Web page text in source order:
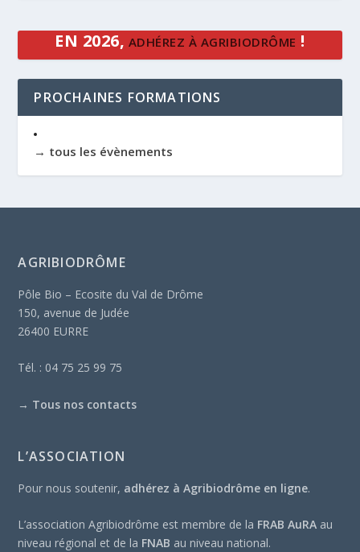
EN 2026, ADHÉREZ À AGRIBIODRÔME !
PROCHAINES FORMATIONS
→ tous les évènements
AGRIBIODRÔME
Pôle Bio – Ecosite du Val de Drôme
150, avenue de Judée
26400 EURRE
Tél. : 04 75 25 99 75
→ Tous nos contacts
L’ASSOCIATION
Pour nous soutenir, adhérez à Agribiodrôme en ligne.
L’association Agribiodrôme est membre de la FRAB AuRA au
niveau régional et de la FNAB au niveau national.